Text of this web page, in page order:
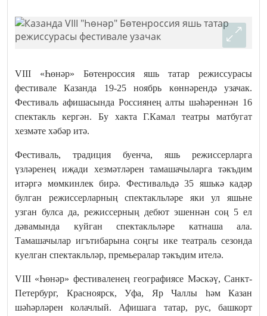
VIII «Һөнәр» Бөтенроссия яшь татар режиссурасы
фестивале Казанда 19-25 ноябрь көннәрендә узачак.
Фестиваль афишасында Россиянең алты шәһәреннән 16
спектакль кергән. Бу хакта Г.Камал театры матбугат
хезмәте хәбәр итә.
Фестиваль, традиция буенча, яшь режиссерларга
үзләренең иҗади хезмәтләрен тамашачыларга тәкъдим
итәргә мөмкинлек бирә. Фестивальдә 35 яшькә кадәр
булган режиссерларның спектакльләре яки ул яшьне
узган булса да, режиссерның дебют эшеннән соң 5 ел
дәвамында куйган спектакльләре катнаша ала.
Тамашачылар игътибарына соңгы ике театраль сезонда
куелган спектакльләр, премьералар тәкъдим ителә.
VIII «Һөнәр» фестиваленең географиясе Мәскәү, Санкт-
Петербург, Красноярск, Уфа, Яр Чаллы һәм Казан
шәһәрләрен колачлый. Афишага татар, рус, башкорт